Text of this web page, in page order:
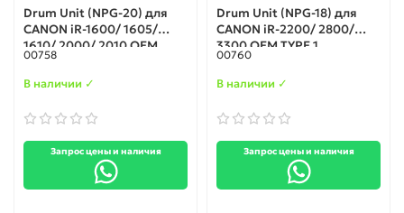
Drum Unit (NPG-20) для
CANON iR-1600/ 1605/
1610/ 2000/ 2010 OEM
TYPE 1
00758
В наличии ✓
Запрос цены и наличия
Drum Unit (NPG-18) для
CANON iR-2200/ 2800/
3300 OEM TYPE 1
00760
В наличии ✓
Запрос цены и наличия